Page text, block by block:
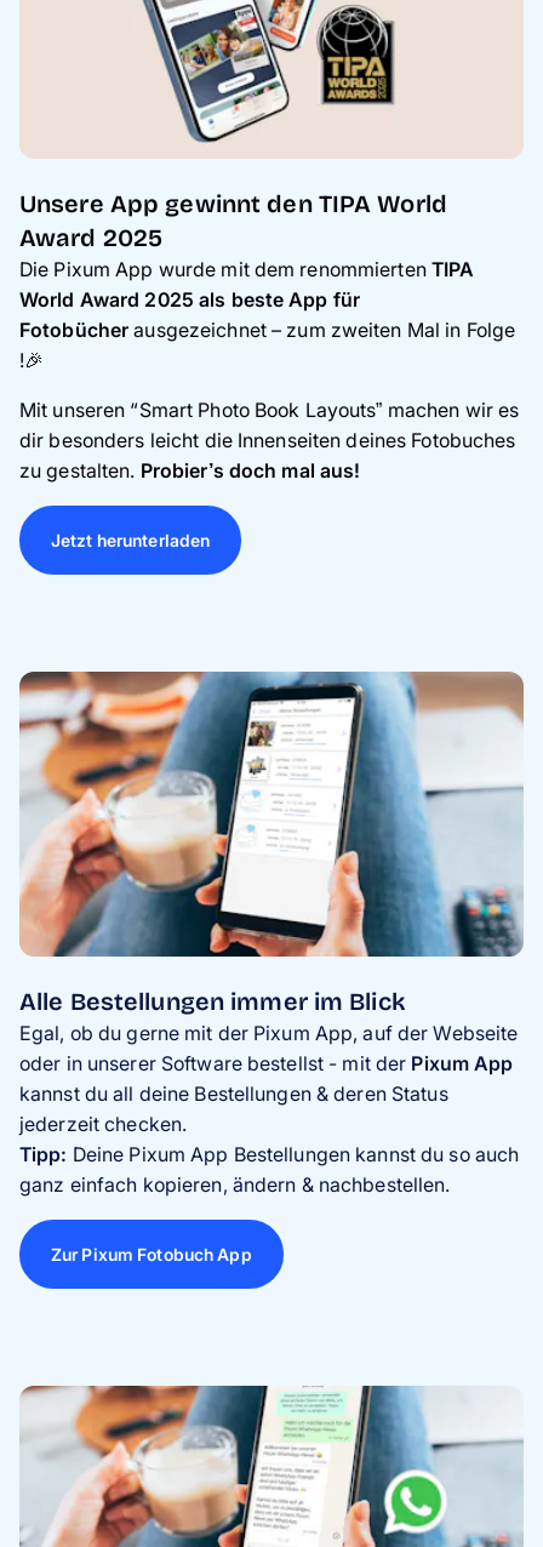
Unsere App gewinnt den TIPA World
Award 2025
Die Pixum App wurde mit dem renommierten TIPA
World Award 2025 als beste App für
Fotobücher ausgezeichnet– zum zweiten Mal in Folge
!🎉
Mit unseren “Smart Photo Book Layouts” machen wir es
dir besonders leicht die Innenseiten deines Fotobuches
zu gestalten. Probier’s doch mal aus!
Jetzt herunterladen
Alle Bestellungen immer im Blick
Egal, ob du gerne mit der Pixum App, auf der Webseite
oder in unserer Software bestellst - mit der Pixum App
kannst du all deine Bestellungen & deren Status
jederzeit checken.
Tipp: Deine Pixum App Bestellungen kannst du so auch
ganz einfach kopieren, ändern & nachbestellen.
Zur Pixum Fotobuch App